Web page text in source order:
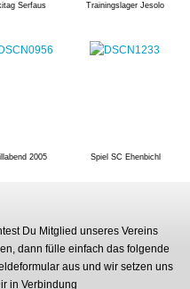
Serfaus Trainingslager Jesolo
2005 Spiel SC Ehenbichl
Du Mitglied unseres Vereins
dann fülle einfach das folgende
aus und wir setzen uns
in Verbindung